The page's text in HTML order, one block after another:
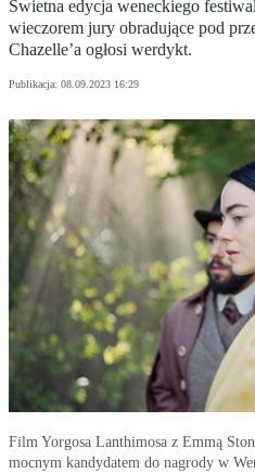
Świetna edycja weneckiego
wieczorem jury obradujące pod
Chazelle’a ogłosi werdykt.
Publikacja: 08.09.2023 16:29
Film Yorgosa Lanthimosa z Emmą
mocnym kandydatem do nagrody w